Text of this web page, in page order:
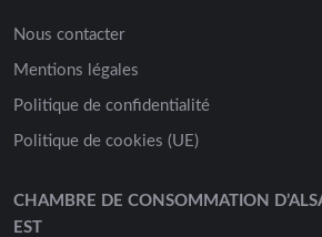
Nous contacter
Mentions légales
Politique de confidentialité
Politique de cookies (UE)
CHAMBRE DE CONSOMMATION
EST